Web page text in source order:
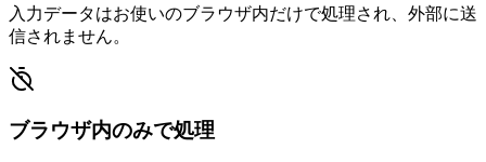
入力データはお使いのブラウザ内だけで処理され、外部に送
信されません。
ブラウザ内のみで処理